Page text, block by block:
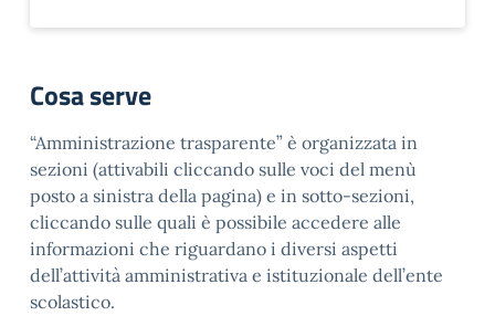
Cosa serve
“Amministrazione trasparente” è organizzata in
sezioni (attivabili cliccando sulle voci del menù
posto a sinistra della pagina) e in sotto-sezioni,
cliccando sulle quali è possibile accedere alle
informazioni che riguardano i diversi aspetti
dell’attività amministrativa e istituzionale dell’ente
scolastico.